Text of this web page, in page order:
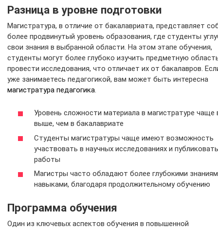
Разница в уровне подготовки
Магистратура, в отличие от бакалавриата, представляет
более продвинутый уровень образования, где студенты
свои знания в выбранной области. На этом этапе обучения,
студенты могут более глубоко изучить предметную
провести исследования, что отличает их от бакалавров.
уже занимаетесь педагогикой, вам может быть интересна
магистратура педагогика.
Уровень сложности материала в магистратуре чаще
выше, чем в бакалавриате
Студенты магистратуры чаще имеют возможность
участвовать в научных исследованиях и
работы
Магистры часто обладают более глубокими
навыками, благодаря продолжительному обучению
Программа обучения
Один из ключевых аспектов обучения в повышенной